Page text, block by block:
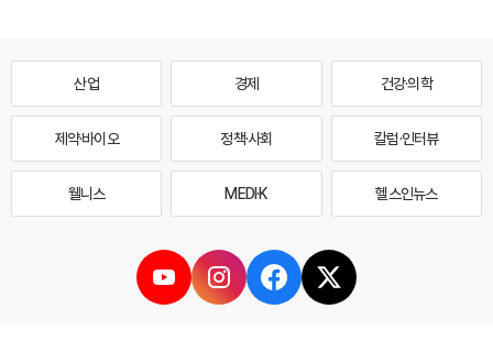
산업 경제 건강·의학
제약·바이오 정책·사회 칼럼·인터뷰
웰니스 MEDI·K 헬스인뉴스